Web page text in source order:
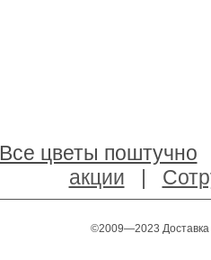
Все цветы поштучно
акции |
©2009—2023 Доставка